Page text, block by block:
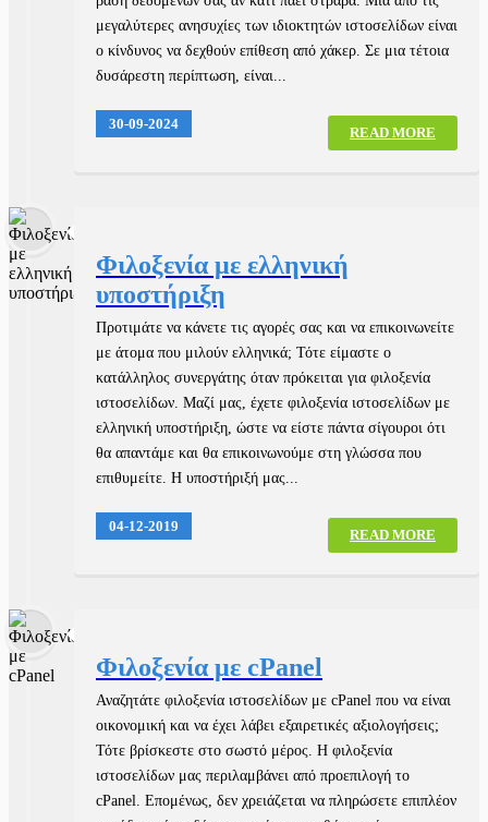
μεγαλύτερες ανησυχίες των ιδιοκτητών ιστοσελίδων είναι
ο κίνδυνος να δεχθούν επίθεση από χάκερ. Σε μια τέτοια
δυσάρεστη περίπτωση, είναι...
READ MORE
30-09-2024
Φιλοξενία με ελληνική
υποστήριξη
Προτιμάτε να κάνετε τις αγορές σας και να επικοινωνείτε
με άτομα που μιλούν ελληνικά; Τότε είμαστε ο
κατάλληλος συνεργάτης όταν πρόκειται για φιλοξενία
ιστοσελίδων. Μαζί μας, έχετε φιλοξενία ιστοσελίδων με
ελληνική υποστήριξη, ώστε να είστε πάντα σίγουροι ότι
θα απαντάμε και θα επικοινωνούμε στη γλώσσα που
επιθυμείτε. Η υποστήριξή μας...
READ MORE
04-12-2019
Φιλοξενία με cPanel
Αναζητάτε φιλοξενία ιστοσελίδων με cPanel που να είναι
οικονομική και να έχει λάβει εξαιρετικές αξιολογήσεις;
Τότε βρίσκεστε στο σωστό μέρος. Η φιλοξενία
ιστοσελίδων μας περιλαμβάνει από προεπιλογή το
cPanel. Επομένως, δεν χρειάζεται να πληρώσετε επιπλέον